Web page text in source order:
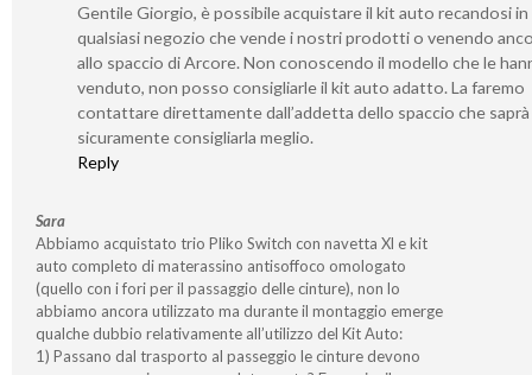
Gentile Giorgio, è possibile acquistare il kit auto recandosi in
qualsiasi negozio che vende i nostri prodotti o venendo
allo spaccio di Arcore. Non conoscendo il modello che le
venduto, non posso consigliarle il kit auto adatto. La faremo
contattare direttamente dall’addetta dello spaccio che saprà
sicuramente consigliarla meglio.
Reply
Sara
Abbiamo acquistato trio Pliko Switch con navetta Xl e kit
auto completo di materassino antisoffoco omologato
(quello con i fori per il passaggio delle cinture), non lo
abbiamo ancora utilizzato ma durante il montaggio emerge
qualche dubbio relativamente all’utilizzo del Kit Auto:
1) Passano dal trasporto al passeggio le cinture devono